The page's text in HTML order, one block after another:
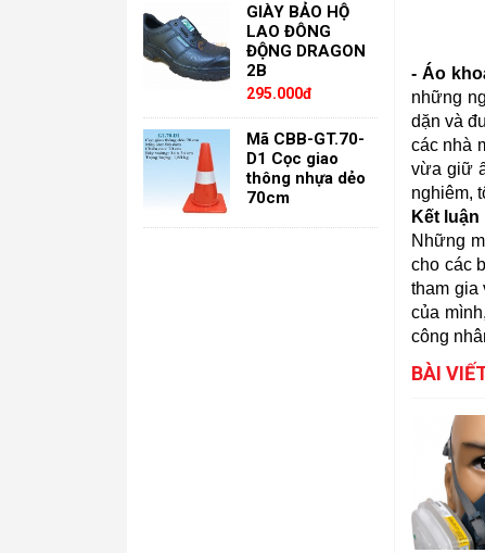
GIÀY BẢO HỘ
LAO ĐÔNG
ĐỘNG DRAGON
2B
295.000đ
Mã CBB-GT.70-
D1 Cọc giao
thông nhựa dẻo
70cm
- Áo
những
dặn và
các nhà
vừa giữ
nghiêm,
Kết luận
Những
cho các
tham gia
của
công
BÀI